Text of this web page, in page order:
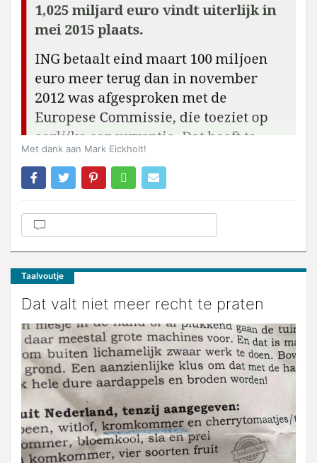
Met dank aan Mark Eickholt!
Taalvoutje
Dat valt niet meer recht te praten